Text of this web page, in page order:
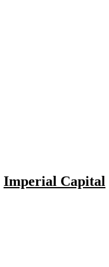
Imperial Capital